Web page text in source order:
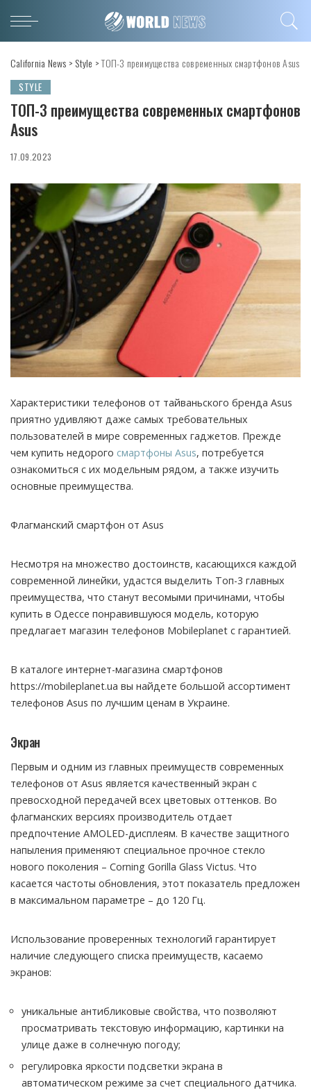
California News > Style >ТОП-3 преимущества современных смартфонов Asus
STYLE
ТОП-3 преимущества современных смартфонов
Asus
17.09.2023
Характеристики телефонов от тайваньского бренда Asus
приятно удивляют даже самых требовательных
пользователей в мире современных гаджетов. Прежде
чем купить недорого смартфоны Asus, потребуется
ознакомиться с их модельным рядом, а также изучить
основные преимущества.
Флагманский смартфон от Asus
Несмотря на множество достоинств, касающихся каждой
современной линейки, удастся выделить Топ-3 главных
преимущества, что станут весомыми причинами, чтобы
купить в Одессе понравившуюся модель, которую
предлагает магазин телефонов Mobileplanet с гарантией.
В каталоге интернет-магазина смартфонов
https://mobileplanet.ua вы найдете большой ассортимент
телефонов Asus по лучшим ценам в Украине.
Экран
Первым и одним из главных преимуществ современных
телефонов от Asus является качественный экран с
превосходной передачей всех цветовых оттенков. Во
флагманских версиях производитель отдает
предпочтение AMOLED-дисплеям. В качестве защитного
напыления применяют специальное прочное стекло
нового поколения – Corning Gorilla Glass Victus. Что
касается частоты обновления, этот показатель предложен
в максимальном параметре – до 120 Гц.
Использование проверенных технологий гарантирует
наличие следующего списка преимуществ, касаемо
экранов:
уникальные антибликовые свойства, что позволяют
просматривать текстовую информацию, картинки на
улице даже в солнечную погоду;
регулировка яркости подсветки экрана в
автоматическом режиме за счет специального датчика.